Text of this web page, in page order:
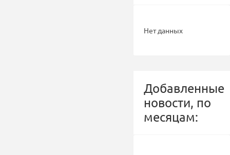
Нет данных
Добавленные
новости, по
месяцам: